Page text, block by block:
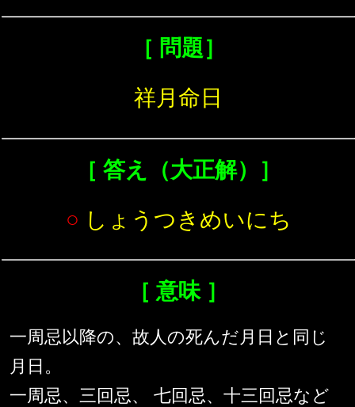
［ 問題］
祥月命日
［ 答え（大正解）］
○ しょうつきめいにち
［ 意味 ］
一周忌以降の、故人の死んだ月日と同じ
月日。
一周忌、三回忌、 七回忌、十三回忌など